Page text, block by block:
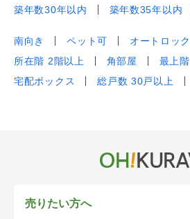
築年数30年以内
築年数35年以内
南向き ペット可
オートロック
所在階 2階以上
角部屋 最上階
宅配ボックス
総戸数 30戸以上
売りたい方へ